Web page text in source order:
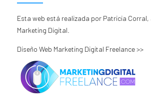
Esta web está realizada por Patricia Corral,
Marketing Digital.
Diseño Web Marketing Digital Freelance >>